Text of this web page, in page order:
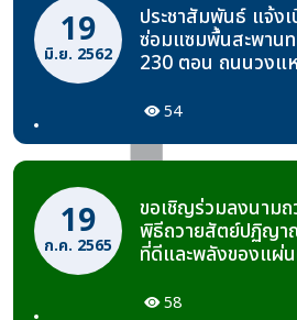
19
มิ.ย. 2562
ประชาสัมพันธ์ แจ้ง
ซ่อมแซมพื้นสะพาน
230 ตอน ถนนวงแ
(RT.) ระหว่างวันที่
54
19
ก.ค. 2565
ขอเชิญร่วมลงนาม
พิธีถวายสัตย์ปฏิญา
ที่ดีและพลังของแผ่
58